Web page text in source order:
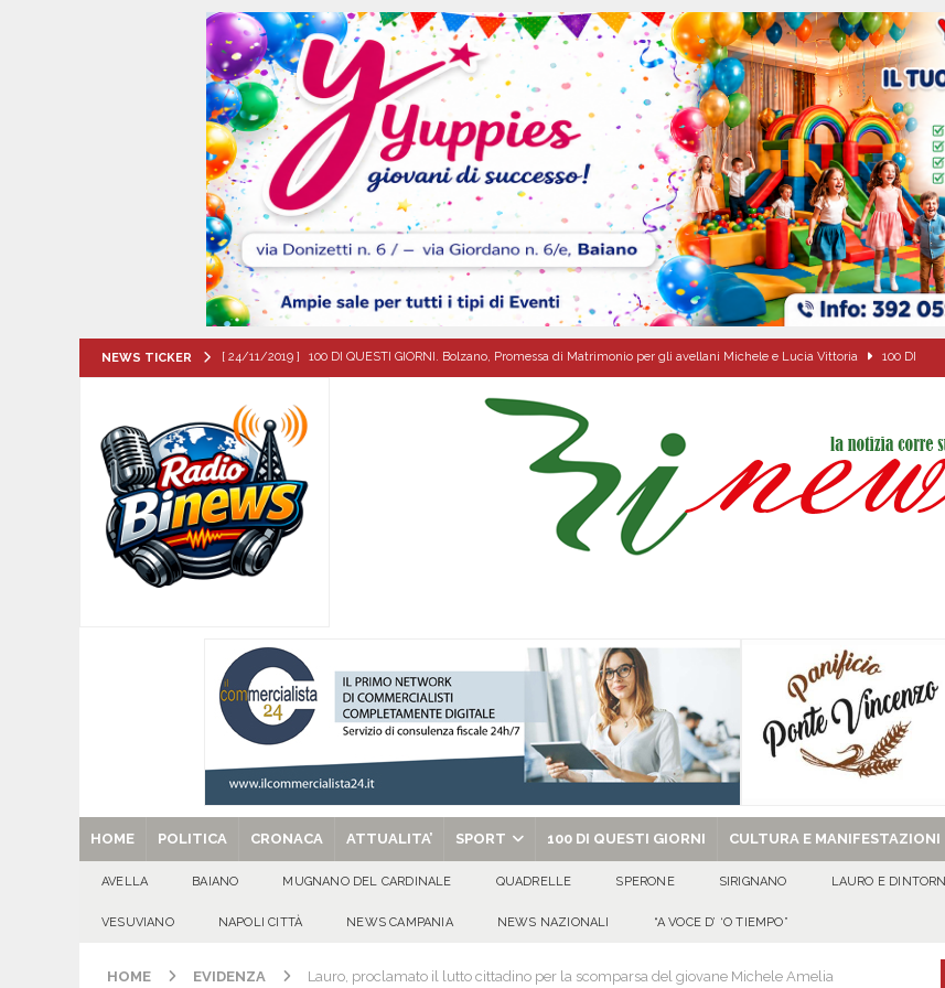
NEWS TICKER [ 24/11/2019 ] 100 DI QUESTI GIORNI. Bolzano, Promessa di Matrimonio per gli avellani Michele e Lucia Vittoria 100 DI
[ 07/08/2026 ] Lioni, si presenta il libro “Tu sei per me lo specchio e il porto” D’Amelio: “Gettiamo un seme d’impegno futuro
per tante e tanti”
[ 07/08/2026 ] Per la dignità del gonfalone di Sant’Andrea — Appello per l’inclusione e la tutela delle tradizioni di Sirignano
CULTURA E MANIFESTAZIONI
[ 07/08/2026 ]
[ 07/08/2026 ] Santa Filomena: una storia di fede che vive da oltre due secoli
[ 29/08/2025 ] SANT’Oggi. Venerdì 29 agosto la chiesa celebra il Martirio di san Giovanni Battista e santa Sabina EVIDENZA
HOME POLITICA CRONACA ATTUALITA’ SPORT 100 DI QUESTI GIORNI CULTURA E MANIFESTAZIONI
AVELLA BAIANO MUGNANO DEL CARDINALE QUADRELLE SPERONE SIRIGNANO LAURO E DINTORNI
VESUVIANO NAPOLI CITTÀ NEWS CAMPANIA NEWS NAZIONALI “A VOCE D’ ‘O TIEMPO”
HOME EVIDENZA Lauro, proclamato il lutto cittadino per la scomparsa del giovane Michele Amelia